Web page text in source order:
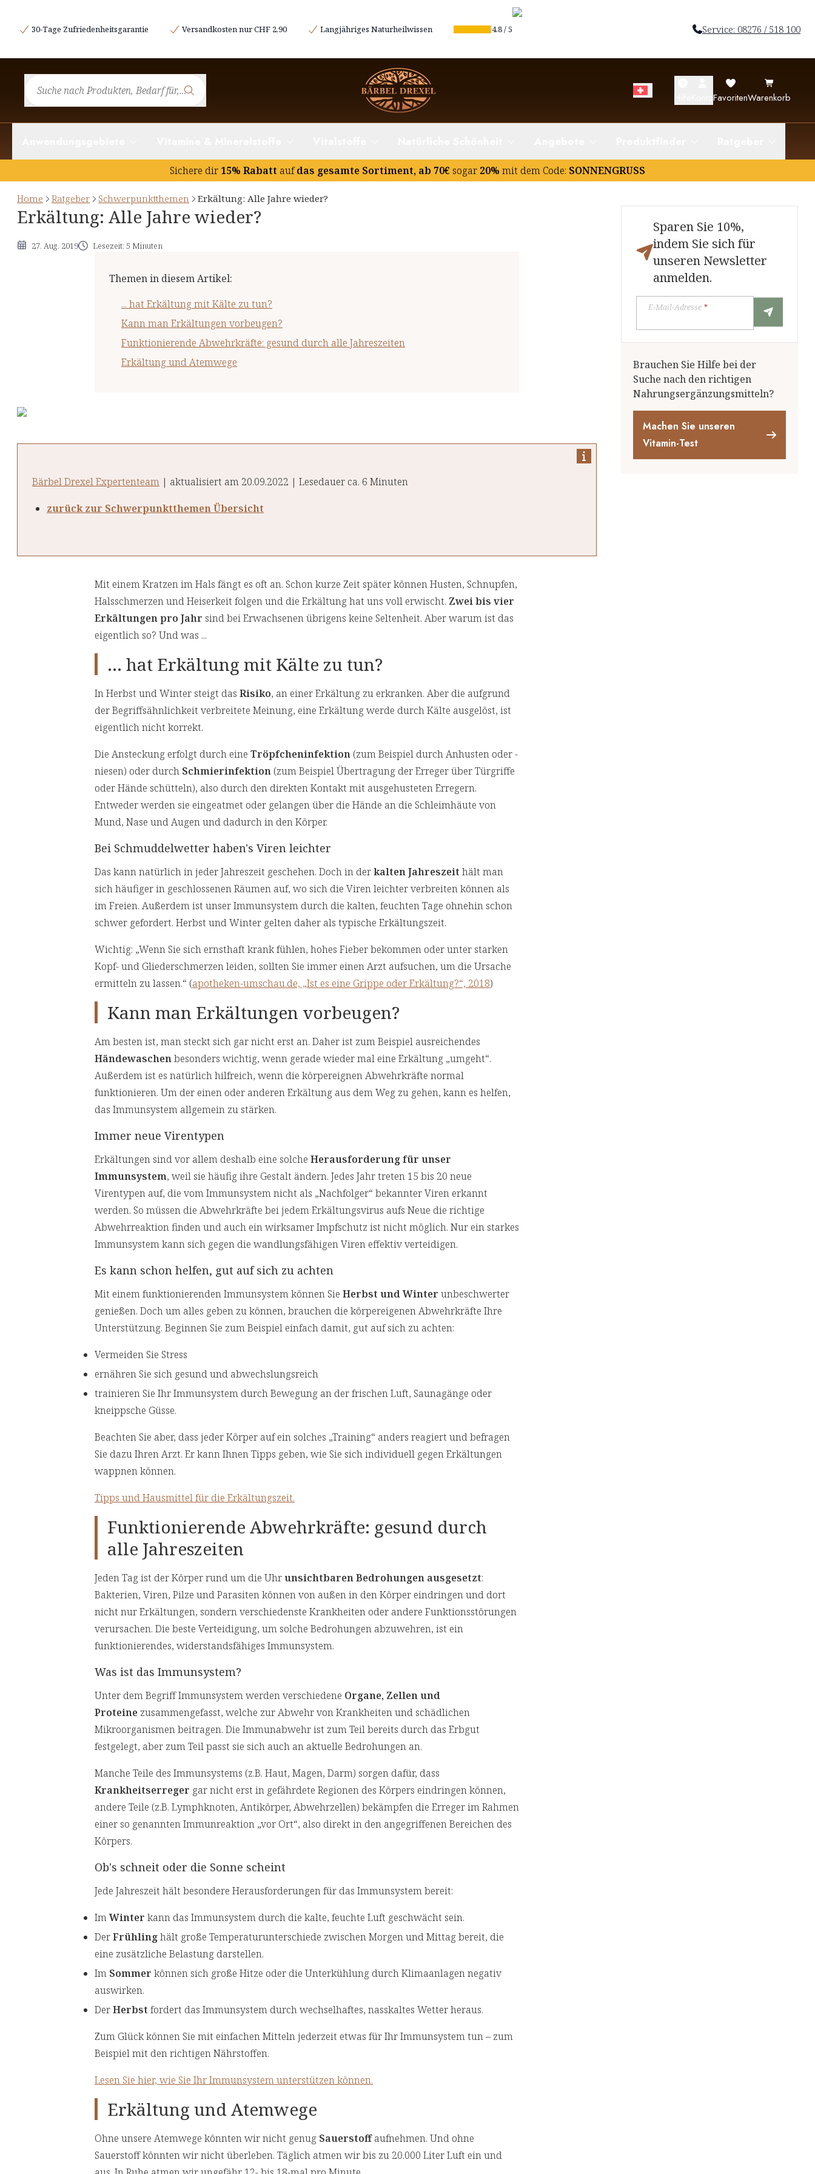
30-Tage Zufriedenheitsgarantie Versandkosten nur CHF 2,90 Langjähriges Naturheilwissen 4.8/5 Service: 08276 / 518 100
FavoritenWarenkorb
Sichere dir 15% Rabatt aufdas gesamte Sortiment, ab 70€ sogar 20% mit dem Code: SONNENGRUSS
Home Ratgeber Schwerpunktthemen Erkältung: Alle Jahre wieder?
Erkältung: Alle Jahre wieder?
27. Aug. 2019 Lesezeit: 5 Minuten
Themen in diesem Artikel:
... hat Erkältung mit Kälte zu tun?
Kann man Erkältungen vorbeugen?
Funktionierende Abwehrkräfte: gesund durch alle Jahreszeiten
Erkältung und Atemwege
... hat Erkältung mit Kälte zu tun?
Erkältung und Atemwege
Bärbel Drexel Expertenteam | aktualisiert am 20.09.2022 | Lesedauer ca. 6 Minuten
zurück zur Schwerpunktthemen Übersicht
Mit einem Kratzen im Hals fängt es oft an. Schon kurze Zeit später können Husten, Schnupfen,
Halsschmerzen und Heiserkeit folgen und die Erkältung hat uns voll erwischt. Zwei bis vier
Erkältungen pro Jahr sind bei Erwachsenen übrigens keine Seltenheit. Aber warum ist das
eigentlich so? Und was ...
... hat Erkältung mit Kälte zu tun?
In Herbst und Winter steigt das Risiko, an einer Erkältung zu erkranken. Aber die aufgrund
der Begriffsähnlichkeit verbreitete Meinung, eine Erkältung werde durch Kälte ausgelöst, ist
eigentlich nicht korrekt.
Die Ansteckung erfolgt durch eine Tröpfcheninfektion(zum Beispiel durch Anhusten oder -
niesen) oder durch Schmierinfektion(zum Beispiel Übertragung der Erreger über Türgriffe
oder Hände schütteln), also durch den direkten Kontakt mit ausgehusteten Erregern.
Entweder werden sie eingeatmet oder gelangen über die Hände an die Schleimhäute von
Mund, Nase und Augen und dadurch in den Körper.
Bei Schmuddelwetter haben's Viren leichter
Das kann natürlich in jeder Jahreszeit geschehen. Doch in derkalten Jahreszeit hält man
sich häufiger in geschlossenen Räumen auf, wo sich die Viren leichter verbreiten können als
im Freien. Außerdem ist unser Immunsystem durch die kalten, feuchten Tage ohnehin schon
schwer gefordert. Herbst und Winter gelten daher als typische Erkältungszeit.
Wichtig: „Wenn Sie sich ernsthaft krank fühlen, hohes Fieber bekommen oder unter starken
Kopf- und Gliederschmerzen leiden, sollten Sie immer einen Arzt aufsuchen, um die Ursache
ermitteln zu lassen.“ (apotheken-umschau.de, „Ist es eine Grippe oder Erkältung?“, 2018)
Kann man Erkältungen vorbeugen?
Am besten ist, man steckt sich gar nicht erst an. Daher ist zum Beispiel ausreichendes
Händewaschenbesonders wichtig, wenn gerade wieder mal eine Erkältung „umgeht“.
Außerdem ist es natürlich hilfreich, wenn die körpereignen Abwehrkräfte normal
funktionieren. Um der einen oder anderen Erkältung aus dem Weg zu gehen, kann es helfen,
das Immunsystem allgemein zu stärken.
Immer neue Virentypen
Erkältungen sind vor allem deshalb eine solche Herausforderung für unser
Immunsystem, weil sie häufig ihre Gestalt ändern. Jedes Jahr treten 15 bis 20 neue
Virentypen auf, die vom Immunsystem nicht als „Nachfolger“ bekannter Viren erkannt
werden. So müssen die Abwehrkräfte bei jedem Erkältungsvirus aufs Neue die richtige
Abwehrreaktion finden und auch ein wirksamer Impfschutz ist nicht möglich. Nur ein starkes
Immunsystem kann sich gegen die wandlungsfähigen Viren effektiv verteidigen.
Es kann schon helfen, gut auf sich zu achten
Mit einem funktionierenden Immunsystem können Sie Herbst und Winter unbeschwerter
genießen. Doch um alles geben zu können, brauchen die körpereigenen Abwehrkräfte Ihre
Unterstützung. Beginnen Sie zum Beispiel einfach damit, gut auf sich zu achten:
Vermeiden Sie Stress
ernähren Sie sich gesund und abwechslungsreich
trainieren Sie Ihr Immunsystem durch Bewegung an der frischen Luft, Saunagänge oder
kneippsche Güsse.
Beachten Sie aber, dass jeder Körper auf ein solches „Training“ anders reagiert und befragen
Sie dazu Ihren Arzt. Er kann Ihnen Tipps geben, wie Sie sich individuell gegen Erkältungen
wappnen können.
Tipps und Hausmittel für die Erkältungszeit.
Funktionierende Abwehrkräfte: gesund durch
alle Jahreszeiten
Jeden Tag ist der Körper rund um die Uhrunsichtbaren Bedrohungen ausgesetzt:
Bakterien, Viren, Pilze und Parasiten können von außen in den Körper eindringen und dort
nicht nur Erkältungen, sondern verschiedenste Krankheiten oder andere Funktionsstörungen
verursachen. Die beste Verteidigung, um solche Bedrohungen abzuwehren, ist ein
funktionierendes, widerstandsfähiges Immunsystem.
Was ist das Immunsystem?
Unter dem Begriff Immunsystem werden verschiedene Organe, Zellen und
Proteine zusammengefasst, welche zur Abwehr von Krankheiten und schädlichen
Mikroorganismen beitragen. Die Immunabwehr ist zum Teil bereits durch das Erbgut
festgelegt, aber zum Teil passt sie sich auch an aktuelle Bedrohungen an.
Manche Teile des Immunsystems (z.B. Haut, Magen, Darm) sorgen dafür, dass
Krankheitserreger gar nicht erst in gefährdete Regionen des Körpers eindringen können,
andere Teile (z.B. Lymphknoten, Antikörper, Abwehrzellen) bekämpfen die Erreger im Rahmen
einer so genannten Immunreaktion „vor Ort“, also direkt in den angegriffenen Bereichen des
Körpers.
Ob's schneit oder die Sonne scheint
Jede Jahreszeit hält besondere Herausforderungen für das Immunsystem bereit:
ImWinter kann das Immunsystem durch die kalte, feuchte Luft geschwächt sein.
DerFrühlinghält große Temperaturunterschiede zwischen Morgen und Mittag bereit, die
eine zusätzliche Belastung darstellen.
Im Sommer können sich große Hitze oder die Unterkühlung durch Klimaanlagen negativ
auswirken.
DerHerbst fordert das Immunsystem durch wechselhaftes, nasskaltes Wetter heraus.
Zum Glück können Sie mit einfachen Mitteln jederzeit etwas für Ihr Immunsystem tun – zum
Beispiel mit den richtigen Nährstoffen.
Lesen Sie hier, wie Sie Ihr Immunsystem unterstützen können.
Erkältung und Atemwege
Ohne unsere Atemwege könnten wir nicht genug Sauerstoffaufnehmen. Und ohne
Sauerstoff könnten wir nicht überleben. Täglich atmen wir bis zu 20.000 Liter Luft ein und
Sparen Sie 10%,
indem Sie sich für
unseren Newsletter
anmelden.
E-Mail-Adresse*
Brauchen Sie Hilfe bei der
Suche nach den richtigen
Nahrungsergänzungsmitteln?
Machen Sie unseren
Vitamin-Test